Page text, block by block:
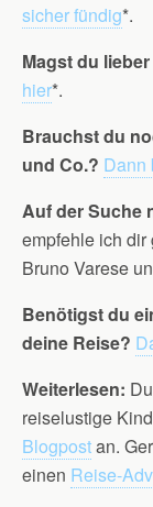
sicher fündig*.
Magst du
hier*.
Brauchst du
und Co.? Dann
Auf der Suche
empfehle ich dir
Bruno Varese
Benötigst du
deine Reise?
Weiterlesen:
reiselustige
Blogpostan.
einen Reise-